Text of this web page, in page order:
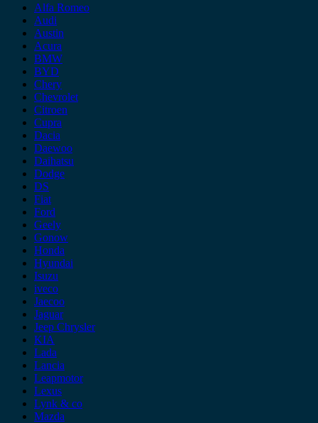
Alfa Romeo
Audi
Austin
Acura
BMW
BYD
Chery
Chevrolet
Citroen
Cupra
Dacia
Daewoo
Daihatsu
Dodge
DS
Fiat
Ford
Geely
Gonow
Honda
Hyundai
Isuzu
iveco
Jaecoo
Jaguar
Jeep Chrysler
KIA
Lada
Lancia
Leapmotor
Lexus
Lynk & co
Mazda